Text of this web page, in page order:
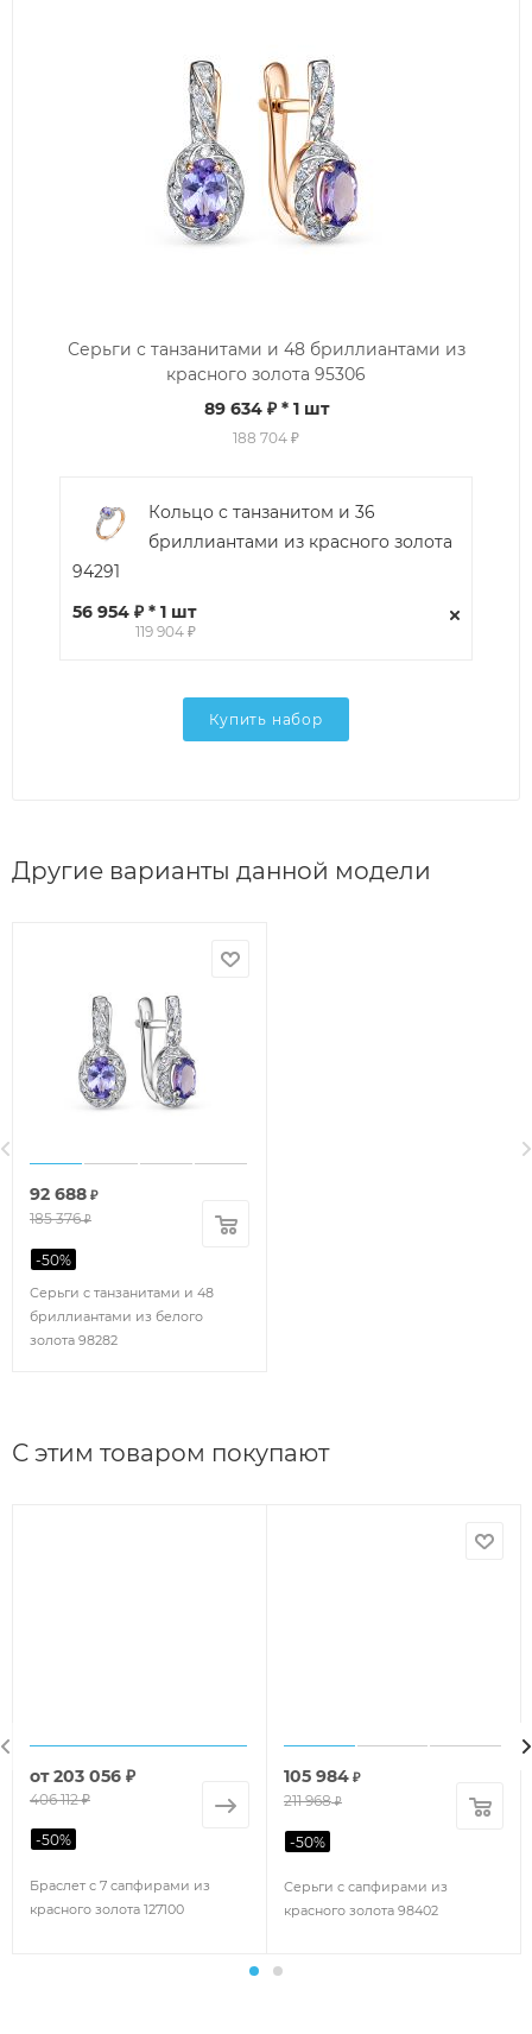
Серьги с танзанитами и 48 бриллиантами из
красного золота 95306
89 634 ₽* 1 шт
188 704 ₽
Кольцо с танзанитом и 36
бриллиантами из красного золота
94291
56 954 ₽ * 1 шт
119 904 ₽
Купить набор
Другие варианты данной модели
Серьги с танзанитами и 48
бриллиантами из белого
золота 98282
92 688 ₽
185 376₽
-50%
С этим товаром покупают
Браслет с 7 сапфирами из
красного золота 127100
от203 056 ₽
406 112 ₽
-50%
Серьги с сапфирами из
красного золота 98402
105 984 ₽
211 968₽
-50%